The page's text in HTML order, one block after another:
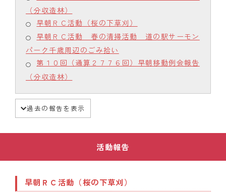
（分収造林）
早朝ＲＣ活動（桜の下草刈）
早朝ＲＣ活動 春の清掃活動 道の駅サーモン
パーク千歳周辺のごみ拾い
第１０回（通算２７７６回）早朝移動例会報告
（分収造林）
過去の報告を表示
活動報告
早朝ＲＣ活動（桜の下草刈）